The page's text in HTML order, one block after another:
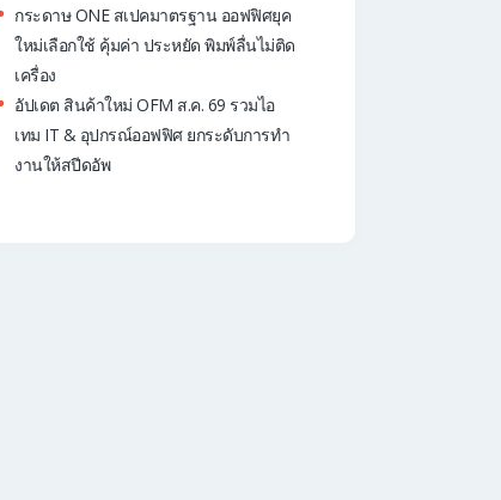
กระดาษ ONE สเปคมาตรฐาน ออฟฟิศยุค
ใหม่เลือกใช้ คุ้มค่า ประหยัด พิมพ์ลื่นไม่ติด
เครื่อง
อัปเดต สินค้าใหม่ OFM ส.ค. 69 รวมไอ
เทม IT & อุปกรณ์ออฟฟิศ ยกระดับการทำ
งานให้สปีดอัพ